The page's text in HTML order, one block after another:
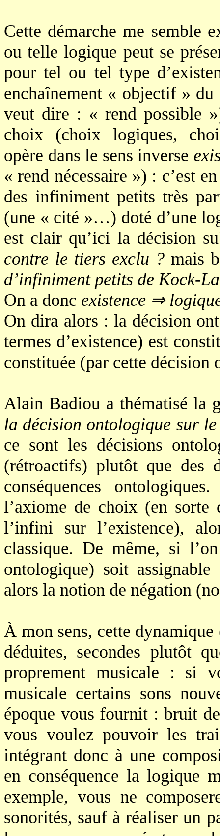
Cette démarche me semble
ou telle logique peut se
pour tel ou tel type
enchaînement « objectif »
veut dire : « rend possible
choix (choix logiques,
opère dans le sens inverse
« rend nécessaire ») : c’est
des infiniment petits très
(une « cité »…) doté d’une
est clair qu’ici la décision
contre le tiers exclu ? mais
d’infiniment petits de Kock-
On a donc existence ⇒
On dira alors : la décision
termes d’existence) est
constituée (par cette décision
Alain Badiou a thématisé la
la décision ontologique sur
ce sont les décisions
(rétroactifs) plutôt que des
conséquences
l’axiome de choix (en sorte
l’infini sur l’existence),
classique. De même, si
ontologique) soit
alors la notion de négation
À mon sens, cette
déduites, secondes plutôt
proprement musicale : si
musicale certains sons
époque vous fournit : bruit
vous voulez pouvoir les
intégrant donc à une
en conséquence la logique
exemple, vous ne
sonorités, sauf à réaliser un